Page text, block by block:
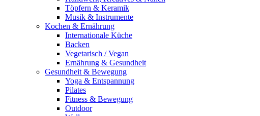
Töpfern & Keramik
Musik & Instrumente
Kochen & Ernährung
Internationale Küche
Backen
Vegetarisch / Vegan
Ernährung & Gesundheit
Gesundheit & Bewegung
Yoga & Entspannung
Pilates
Fitness & Bewegung
Outdoor